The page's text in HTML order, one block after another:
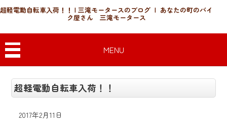
超軽電動自転車入荷！！ | 三滝モータースのブログ | あなたの町のバイ
ク屋さん 三滝モータース
MENU
超軽電動自転車入荷！！
2017年2月11日